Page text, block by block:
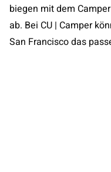
biegen mit dem
ab. Bei CU | Camper
San Francisco das